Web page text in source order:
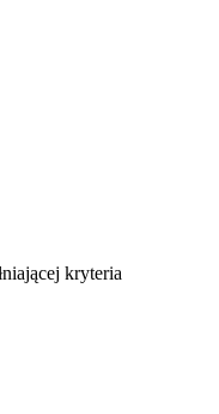
kryteria